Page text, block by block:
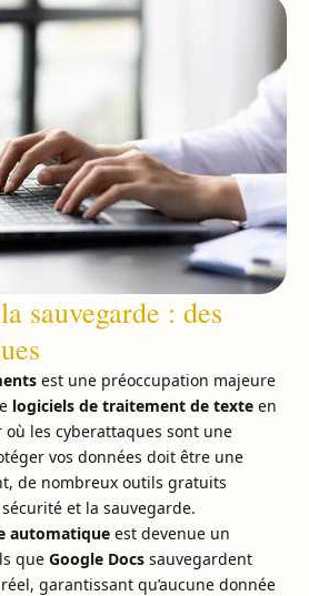
sauvegarde : des
est une préoccupation majeure
logiciels de traitement de texte en
les cyberattaques sont une
vos données doit être une
de nombreux outils gratuits
et la sauvegarde.
automatique est devenue un
que Google Docs sauvegardent
garantissant qu’aucune donnée